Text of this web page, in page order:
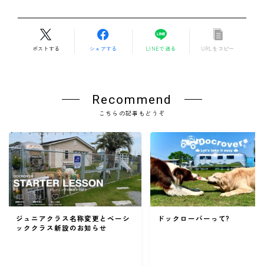
ポストする シェアする LINEで送る URLをコピー
Recommend
こちらの記事もどうぞ
ジュニアクラス名称変更とベーシ
ッククラス新設のお知らせ
ドックローバーって?